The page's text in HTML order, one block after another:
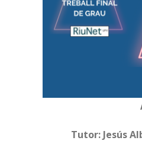
Tutor: Jesús